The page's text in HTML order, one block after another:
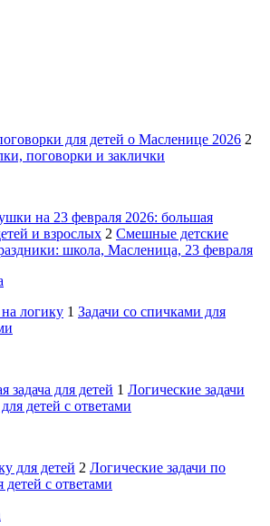
для детей о Масленице 2026 2
поговорки и заклички
на 23 февраля 2026: большая
и взрослых 2 Смешные детские
школа, Масленица, 23 февраля
на логику 1 Задачи со спичками для
задача для детей 1 Логические задачи
детей с ответами
для детей 2 Логические задачи по
детей с ответами